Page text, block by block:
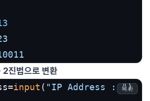
진법으로 변환
input ( "IP Address : ")
복사